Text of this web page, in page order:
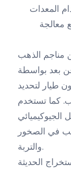
المعدات
معالجة
مناجم الذهب
بعد بواسطة
طيار لتحديد
كما تستخدم
الجيوكيميائي
في الصخور
والتربة.
الحديثة